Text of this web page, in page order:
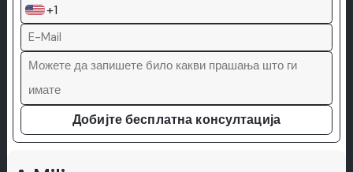
+1
Добијте бесплатна консултација